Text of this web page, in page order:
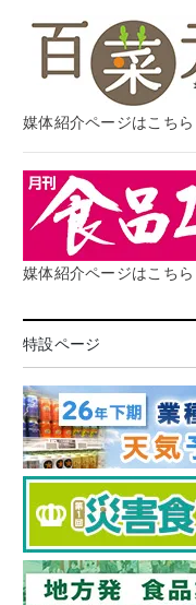
媒体紹介ページはこちら
媒体紹介ページはこちら
特設ページ